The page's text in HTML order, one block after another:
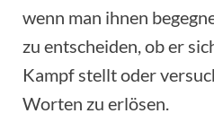
wenn man ihnen
zu entscheiden, ob er
Kampf stellt oder
Worten zu erlösen.